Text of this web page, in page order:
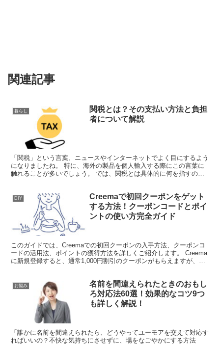
関連記事
暮らし
関税とは？その支払い方法と負担
者について解説
「関税」という言葉、ニュースやインターネットでよく目にするよう
になりましたね。 特に、海外の製品を個人輸入する際にこの言葉に
触れることが多いでしょう。 では、関税とは具体的に何を指すので
DIY
Creemaで初回クーポンをゲット
する方法！クーポンコードとポイ
ントの使い方完全ガイド
このガイドでは、Creemaでの初回クーポンの入手方法、クーポンコ
ードの活用法、ポイントの獲得方法を詳しくご紹介します。 Creema
に新規登録すると、通常1,000円割引のクーポンがもらえますが、登
お悩み
名前を間違えられたときのおもし
ろ対応法60選！効果的なコツ9つ
も詳しく解説！
「誰かに名前を間違えられたら、どうやってユーモアを交えて対応す
ればいいの？不快な気持ちにさせずに、場をなごやかにする方法